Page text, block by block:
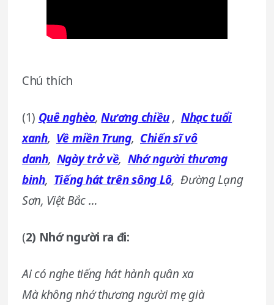
Chú thích
(1) Quê nghèo,Nương chiều, Nhạc tuổi
xanh, Về miền Trung, Chiến sĩ vô
danh, Ngày trở về, Nhớ người thương
binh, Tiếng hát trên sông Lô, Đường Lạng
Sơn, Việt Bắc …
(2) Nhớ người ra đi:
Ai có nghe tiếng hát hành quân xa
Mà không nhớ thương người mẹ già